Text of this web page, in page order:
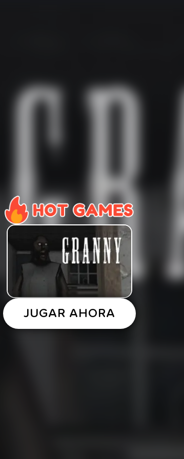
JUGAR AHORA